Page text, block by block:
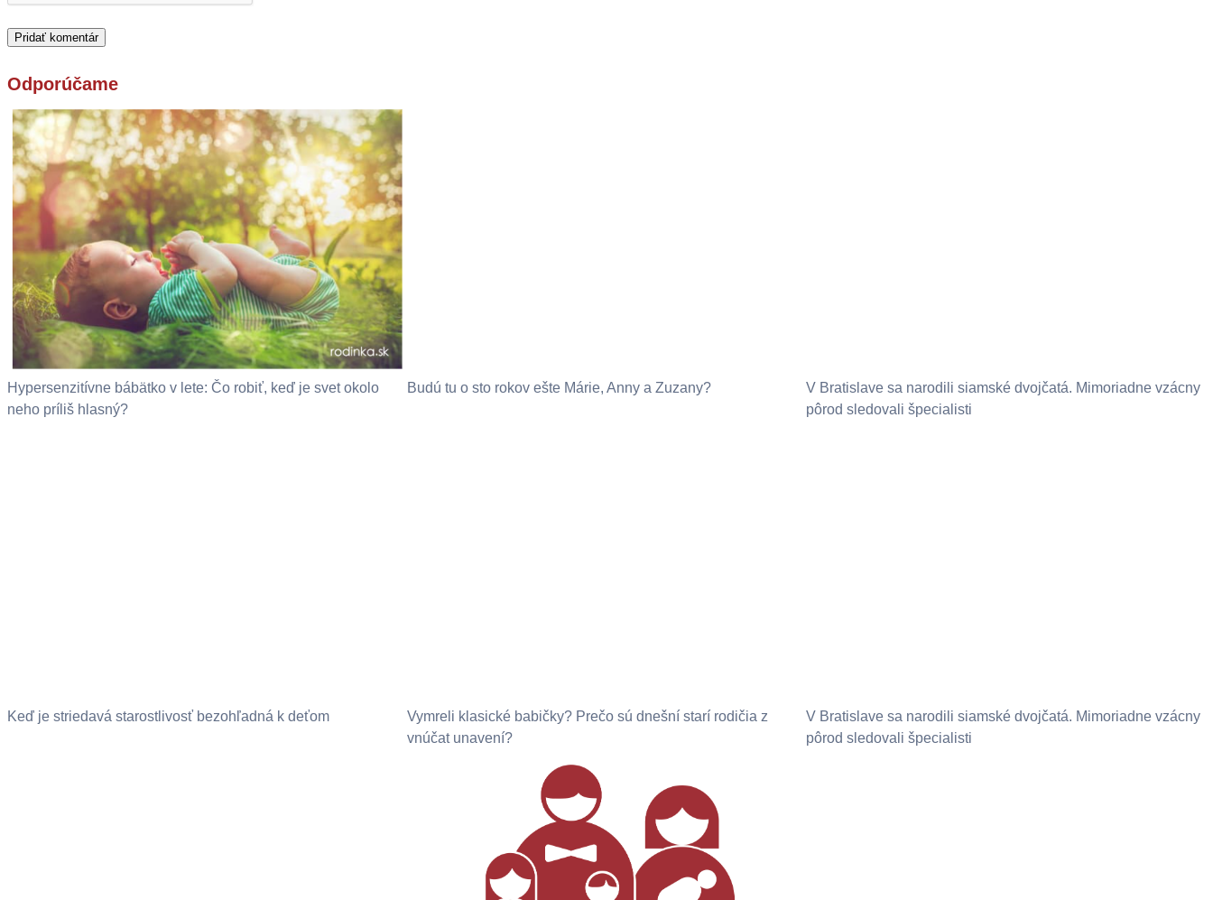
Odporúčame
Hypersenzitívne bábätko v lete: Čo robiť, keď je svet okolo
neho príliš hlasný?
Budú tu o sto rokov ešte Márie, Anny a Zuzany?
V Bratislave sa narodili siamské dvojčatá. Mimoriadne vzácny
pôrod sledovali špecialisti
Keď je striedavá starostlivosť bezohľadná k deťom
Vymreli klasické babičky? Prečo sú dnešní starí rodičia z
vnúčat unavení?
V Bratislave sa narodili siamské dvojčatá. Mimoriadne vzácny
pôrod sledovali špecialisti